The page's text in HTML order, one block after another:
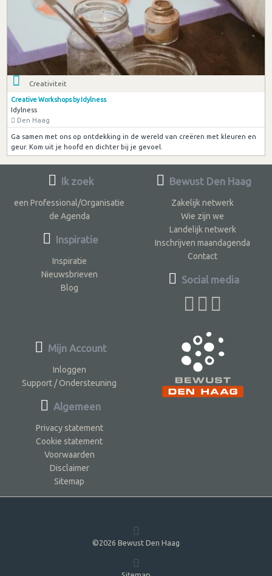
Creativiteit
Creative Workshops by Idylness
Idylness
Den Haag
Ga samen met ons op ontdekking in de wereld van creëren met kleuren en
geur. Kom uit je hoofd en dichter bij je gevoel.
Ik zoek
een Professional/Organisatie
de Agenda
Inspiratie
Inspiratie
Nieuwsbrieven
Blog
Bewust Den Haag
Zakelijk netwerk
Wie zijn we
Landelijk netwerk
Inschrijven maandagenda
Contact
Social media
Mijn Account
Inloggen
Support / Ondersteuning
Algemeen
Privacy statement
Cookie statement
Voorwaarden
Disclaimer
Sitemap
©2026 Bewust Den Haag